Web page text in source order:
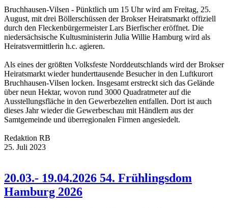
Bruchhausen-Vilsen - Pünktlich um 15 Uhr wird am Freitag, 25.
August, mit drei Böllerschüssen der Brokser Heiratsmarkt offiziell
durch den Fleckenbürgermeister Lars Bierfischer eröffnet. Die
niedersächsische Kultusministerin Julia Willie Hamburg wird als
Heiratsvermittlerin h.c. agieren.
Als eines der größten Volksfeste Norddeutschlands wird der Brokser
Heiratsmarkt wieder hunderttausende Besucher in den Luftkurort
Bruchhausen-Vilsen locken. Insgesamt erstreckt sich das Gelände
über neun Hektar, wovon rund 3000 Quadratmeter auf die
Ausstellungsfläche in den Gewerbezelten entfallen. Dort ist auch
dieses Jahr wieder die Gewerbeschau mit Händlern aus der
Samtgemeinde und überregionalen Firmen angesiedelt.
Redaktion RB
25. Juli 2023
20.03.- 19.04.2026 54. Frühlingsdom
Hamburg 2026